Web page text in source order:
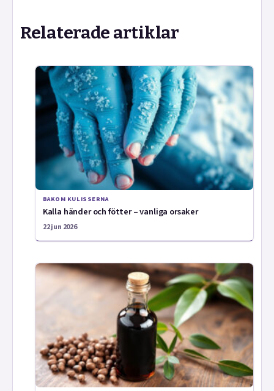
Relaterade artiklar
BAKOM KULISSERNA
Kalla händer och fötter – vanliga orsaker
22 jun 2026